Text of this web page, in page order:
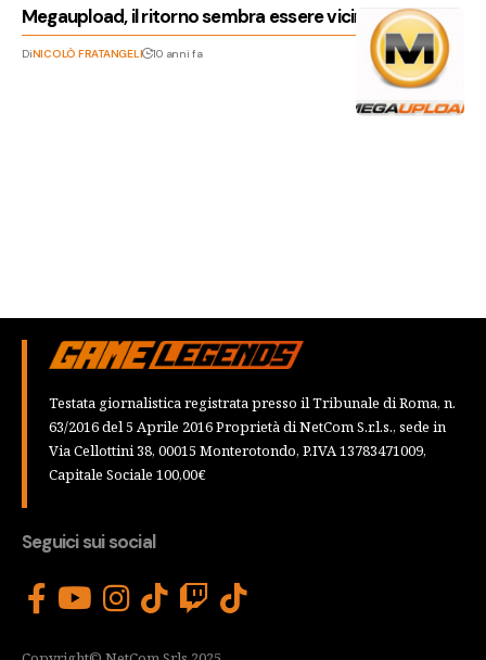
Megaupload, il ritorno sembra essere vicinissimo
DiNICOLÒ FRATANGELI 10 anni fa
Testata giornalistica registrata presso il Tribunale di Roma, n.
63/2016 del 5 Aprile 2016 Proprietà di NetCom S.r.l.s., sede in
Via Cellottini 38, 00015 Monterotondo, P.IVA 13783471009,
Capitale Sociale 100,00€
Seguici sui social